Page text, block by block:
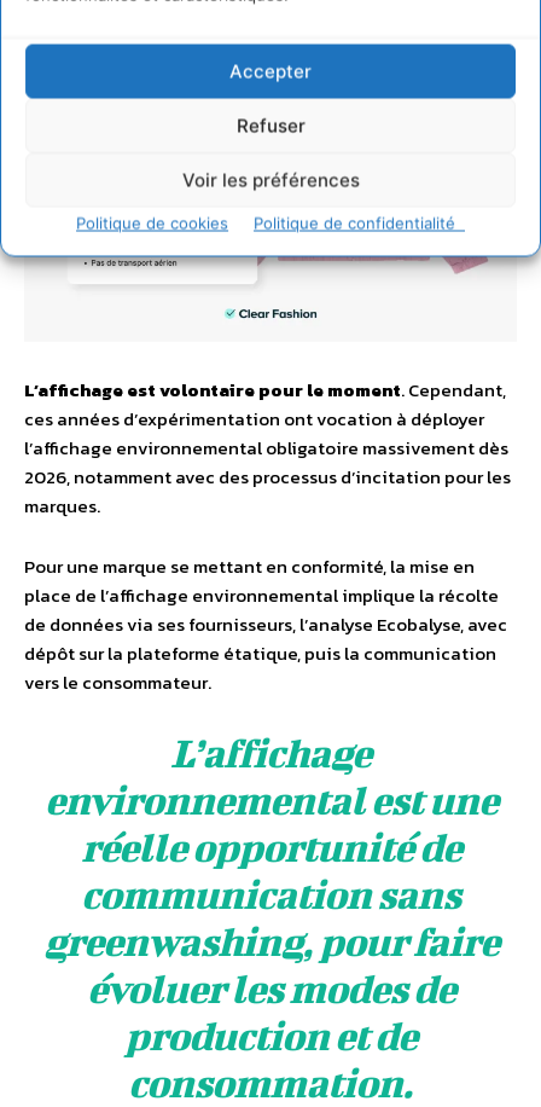
Accepter
Refuser
Voir les préférences
Politique de cookies Politique de confidentialité
L’affichage est volontaire pour le moment. Cependant,
ces années d’expérimentation ont vocation à déployer
l’affichage environnemental obligatoire massivement dès
2026, notamment avec des processus d’incitation pour les
marques.
Pour une marque se mettant en conformité, la mise en
place de l’affichage environnemental implique la récolte
de données via ses fournisseurs, l’analyse Ecobalyse, avec
dépôt sur la plateforme étatique, puis la communication
vers le consommateur.
L’affichage
environnemental est une
réelle opportunité de
communication sans
greenwashing, pour faire
évoluer les modes de
production et de
consommation.